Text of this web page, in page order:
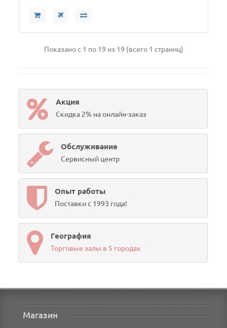
Показано с 1 по 19 из 19 (всего 1 страниц)
Акция
Скидка 2% на онлайн-заказ
Обслуживание
Сервисный центр
Опыт работы
Поставки с 1993 года!
География
Торговые залы в 5 городах
Магазин